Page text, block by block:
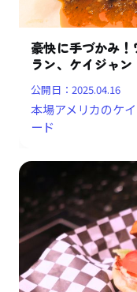
豪快に手づかみ
ラン、ケイジャ
公開日：2025.04.16
本場アメリカのケ
ード